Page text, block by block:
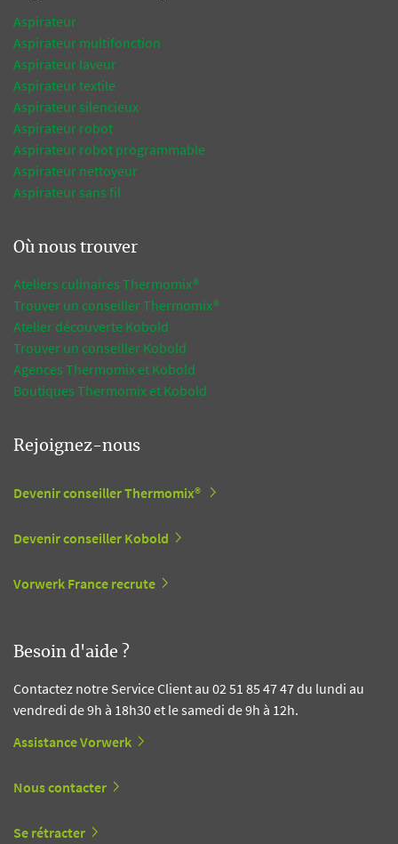
Aspirateur
Aspirateur multifonction
Aspirateur laveur
Aspirateur textile
Aspirateur silencieux
Aspirateur robot
Aspirateur robot programmable
Aspirateur nettoyeur
Aspirateur sans fil
Où nous trouver
Ateliers culinaires Thermomix®
Trouver un conseiller Thermomix®
Atelier découverte Kobold
Trouver un conseiller Kobold
Agences Thermomix et Kobold
Boutiques Thermomix et Kobold
Rejoignez-nous
Devenir conseiller Thermomix®
Devenir conseiller Kobold
Vorwerk France recrute
Besoin d'aide ?
Contactez notre Service Client au 02 51 85 47 47 du lundi au
vendredi de 9h à 18h30 et le samedi de 9h à 12h.
Assistance Vorwerk
Nous contacter
Se rétracter